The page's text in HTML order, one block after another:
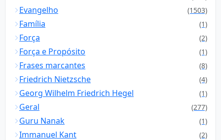
Evangelho (1503)
Família (1)
Força (2)
Força e Propósito (1)
Frases marcantes (8)
Friedrich Nietzsche (4)
Georg Wilhelm Friedrich Hegel (1)
Geral (277)
Guru Nanak (1)
Immanuel Kant (2)